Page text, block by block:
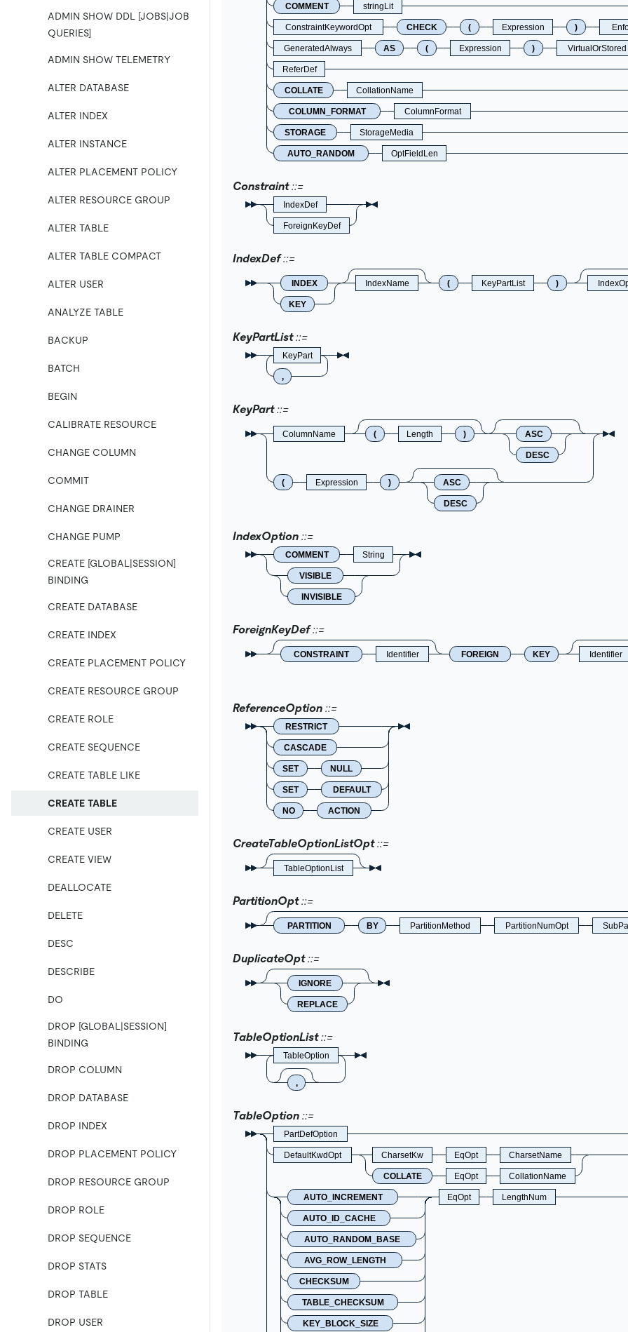
ADMIN SHOW DDL [JOBS|JOB
QUERIES]
ADMIN SHOW TELEMETRY
ALTER DATABASE
ALTER INDEX
ALTER INSTANCE
ALTER PLACEMENT POLICY
ALTER RESOURCE GROUP
ALTER TABLE
ALTER TABLE COMPACT
ALTER USER
ANALYZE TABLE
BACKUP
BATCH
BEGIN
CALIBRATE RESOURCE
CHANGE COLUMN
COMMIT
CHANGE DRAINER
CHANGE PUMP
CREATE [GLOBAL|SESSION]
BINDING
CREATE DATABASE
CREATE INDEX
CREATE PLACEMENT POLICY
CREATE RESOURCE GROUP
CREATE ROLE
CREATE SEQUENCE
CREATE TABLE LIKE
CREATE TABLE
CREATE USER
CREATE VIEW
DEALLOCATE
DELETE
DESC
DESCRIBE
DO
DROP [GLOBAL|SESSION]
BINDING
DROP COLUMN
DROP DATABASE
DROP INDEX
DROP PLACEMENT POLICY
DROP RESOURCE GROUP
DROP ROLE
DROP SEQUENCE
DROP STATS
DROP TABLE
DROP USER
COMMENT stringLit
ConstraintKeywordOpt CHECK ( Expression )
GeneratedAlways AS ( Expression ) VirtualOrStored
ReferDef
COLLATE CollationName
COLUMN_FORMAT ColumnFormat
STORAGE StorageMedia
AUTO_RANDOM OptFieldLen
Constraint
IndexDef
ForeignKeyDef
IndexDef
INDEX
KEY
IndexName ( KeyPartList )
KeyPartList
KeyPart
,
KeyPart
ColumnName ( Length ) ASC
DESC
( Expression ) ASC
DESC
IndexOption
COMMENT String
VISIBLE
INVISIBLE
ForeignKeyDef
CONSTRAINT Identifier FOREIGN KEY Identifier
ReferenceOption
RESTRICT
CASCADE
SET NULL
SET DEFAULT
NO ACTION
CreateTableOptionListOpt
TableOptionList
PartitionOpt
PARTITION BY PartitionMethod PartitionNumOpt
DuplicateOpt
IGNORE
REPLACE
TableOptionList
TableOption
,
TableOption
PartDefOption
DefaultKwdOpt CharsetKw EqOpt CharsetName
COLLATE EqOpt CollationName
AUTO_INCREMENT
AUTO_ID_CACHE
AUTO_RANDOM_BASE
AVG_ROW_LENGTH
CHECKSUM
TABLE_CHECKSUM
KEY_BLOCK_SIZE
EqOpt LengthNum